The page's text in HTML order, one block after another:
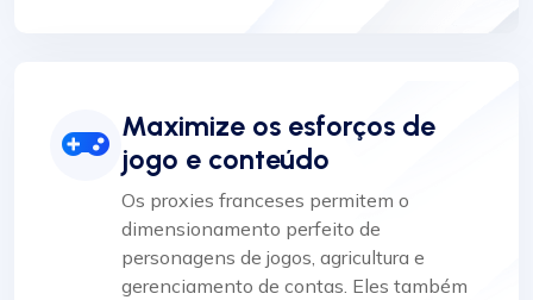
Maximize os esforços de
jogo e conteúdo
Os proxies franceses permitem o
dimensionamento perfeito de
personagens de jogos, agricultura e
gerenciamento de contas. Eles também